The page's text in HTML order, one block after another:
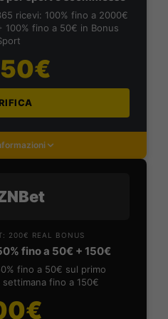
ricevi: 100% fino a 2000€
100% fino a 50€ in Bonus
200€ REAL BONUS
fino a 50€ + 150€
fino a 50€ sul primo
fino a 150€